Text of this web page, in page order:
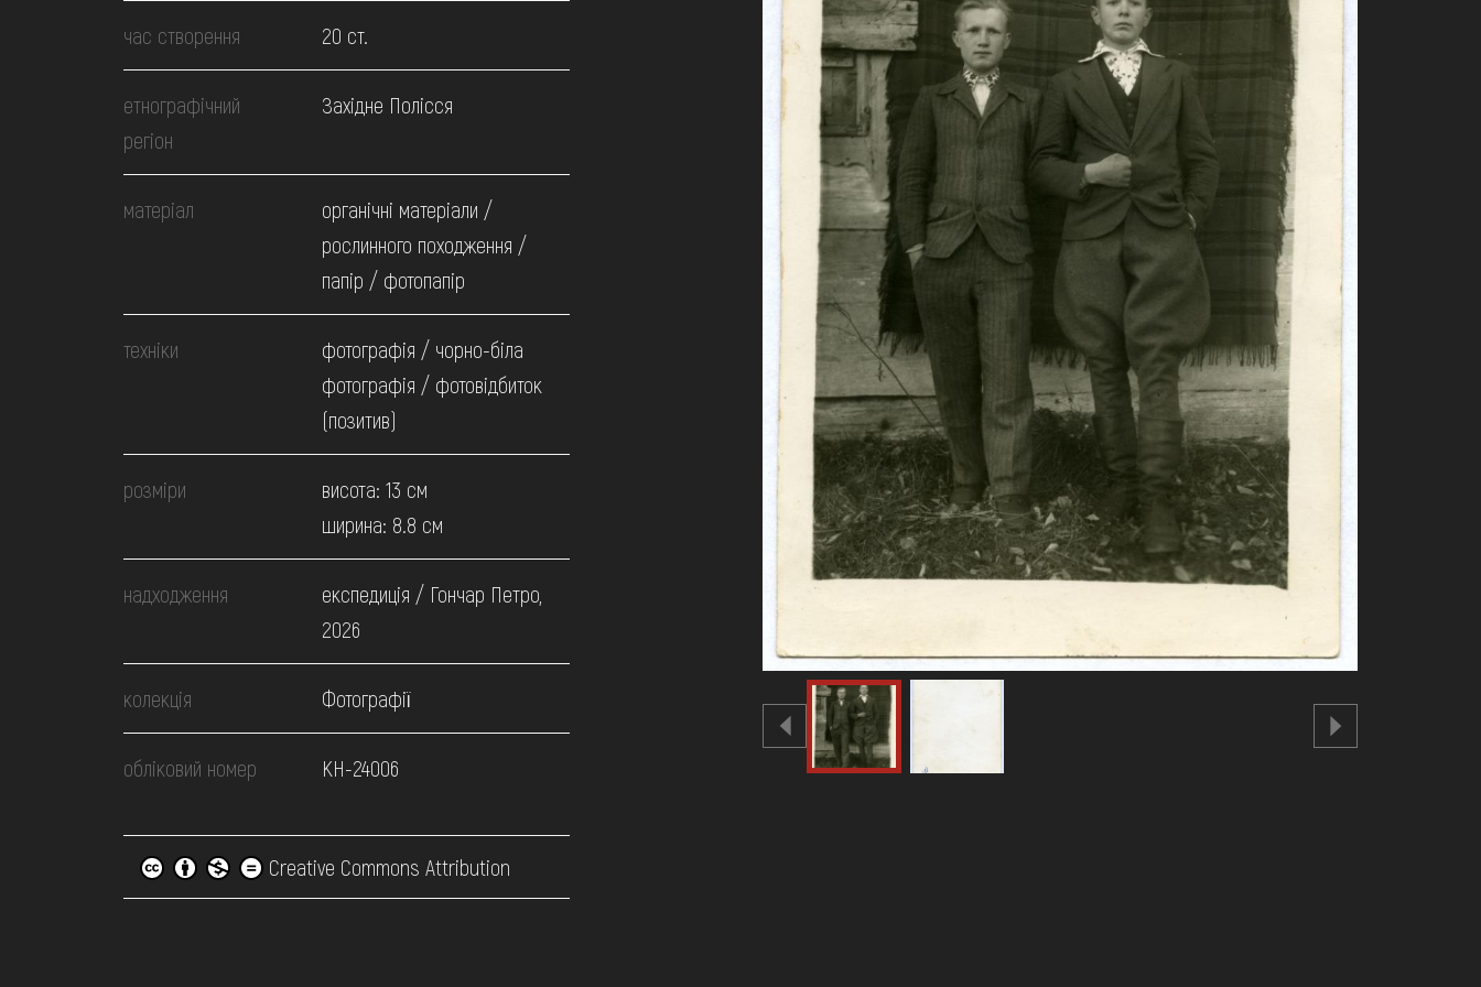
ВІДВІДАТИ
НАВЧИТИСЯ
ПОСЛУГИ
час створення 20 ст.
етнографічний
регіон
Західне Полісся
матеріал
органічні матеріали /
рослинного походження /
папір / фотопапір
техніки
фотографія / чорно-біла
фотографія / фотовідбиток
(позитив)
розміри
висота: 13 см
ширина: 8.8 см
надходження
експедиція / Гончар Петро,
2026
колекція Фотографії
обліковий номер КН-24006
Creative Commons Attribution